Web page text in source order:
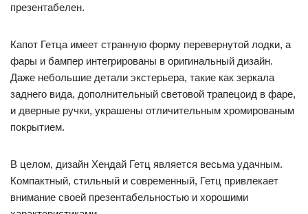
презентабелен.
Капот Гетца имеет странную форму перевернутой лодки, а
фары и бампер интегрированы в оригинальный дизайн.
Даже небольшие детали экстерьера, такие как зеркала
заднего вида, дополнительный световой трапецоид в фаре,
и дверные ручки, украшены отличительным хромированым
покрытием.
В целом, дизайн Хендай Гетц является весьма удачным.
Компактный, стильный и современный, Гетц привлекает
внимание своей презентабельностью и хорошими